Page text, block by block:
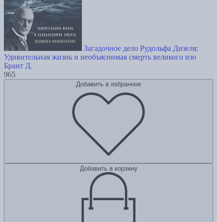
Загадочное дело Рудольфа Дизеля:
Удивительная жизнь и необъяснимая смерть великого изо
Брант Д.
965
Добавить в избранное
Добавить в корзину